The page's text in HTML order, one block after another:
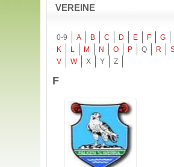
VEREINE
0-9 A B C D E F G
K
L M N O P Q R
V
W X Y Z
F